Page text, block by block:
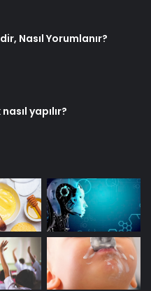
Nasıl Yorumlanır?
yapılır?